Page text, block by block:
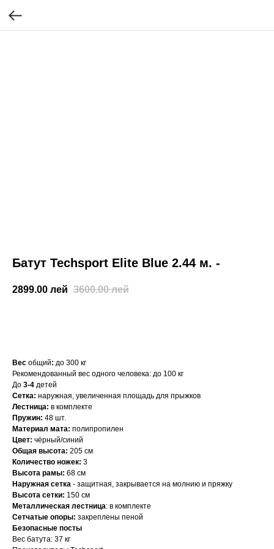
Батут Techsport Elite Blue 2.44 м. -
2899.00 лей 3600.00 лей
Вес общий: до 300 кг
Рекомендованный вес одного человека: до 100 кг
До 3-4 детей
Сетка: наружная, увеличенная площадь для прыжков
Лестница: в комплекте
Пружин: 48 шт.
Материал мата: полипропилен
Цвет: чёрный/синий
Общая высота: 205 см
Количество ножек: 3
Высота рамы: 68 см
Наружная сетка - защитная, закрывается на молнию и пряжку
Высота сетки: 150 см
Металлическая лестница: в комплекте
Сетчатые опоры: закреплены пеной
Безопасные посты
Вес батута: 37 кг